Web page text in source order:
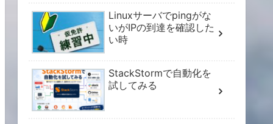
Linuxサーバでpingがな
いがIPの到達を確認した
い時
StackStormで自動化を
試してみる